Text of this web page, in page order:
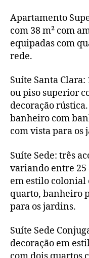
Apartamento
com 38 m² com
equipadas com
rede.
Suíte Santa
ou piso superior
decoração
banheiro com
com vista para os
Suíte Sede: três
variando entre 25
em estilo colonial
quarto, banheiro
para os jardins.
Suíte Sede
decoração em